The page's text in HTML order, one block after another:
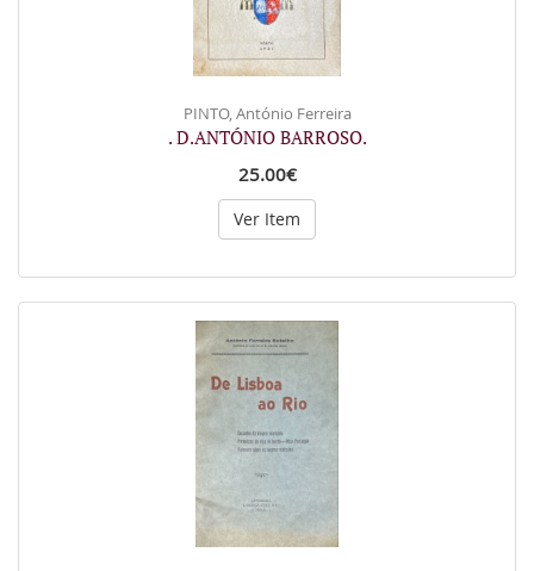
PINTO, António Ferreira
. D.ANTÓNIO BARROSO.
25.00€
Ver Item